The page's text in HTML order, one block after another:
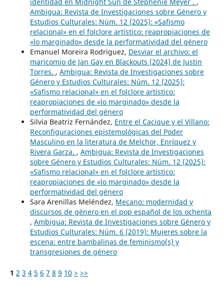
Ambigua: Revista de Investigaciones sobre Género y
Estudios Culturales: Núm. 12 (2025): «Safismo
relacional» en el folclore artístico: reapropiaciones de
«lo marginado» desde la performatividad del género
Emanuel Moreira Rodriguez, Desviar el archivo: el
maricomio de Jan Gay en Blackouts (2024) de Justin
Torres. , Ambigua: Revista de Investigaciones sobre
Género y Estudios Culturales: Núm. 12 (2025):
«Safismo relacional» en el folclore artístico:
reapropiaciones de «lo marginado» desde la
performatividad del género
Silvia Beatriz Fernández, Entre el Cacique y el Villano:
Reconfiguraciones epistemológicas del Poder
Masculino en la literatura de Melchor, Enríquez y
Rivera Garza. , Ambigua: Revista de Investigaciones
sobre Género y Estudios Culturales: Núm. 12 (2025):
«Safismo relacional» en el folclore artístico:
reapropiaciones de «lo marginado» desde la
performatividad del género
Sara Arenillas Meléndez, Mecano: modernidad y
discursos de género en el pop español de los ochenta
, Ambigua: Revista de Investigaciones sobre Género y
Estudios Culturales: Núm. 6 (2019): Mujeres sobre la
escena: entre bambalinas de feminismo(s) y
transgresiones de género
1 2 3 4 5 6 7 8 9 10 > >>